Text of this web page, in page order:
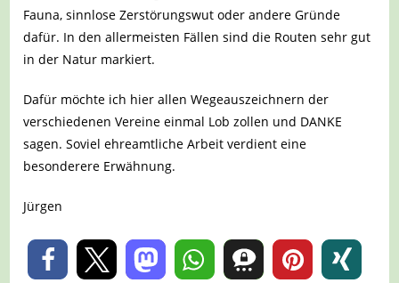
Fauna, sinnlose Zerstörungswut oder andere Gründe
dafür. In den allermeisten Fällen sind die Routen sehr gut
in der Natur markiert.
Dafür möchte ich hier allen Wegeauszeichnern der
verschiedenen Vereine einmal Lob zollen und DANKE
sagen. Soviel ehreamtliche Arbeit verdient eine
besonderere Erwähnung.
Jürgen
0